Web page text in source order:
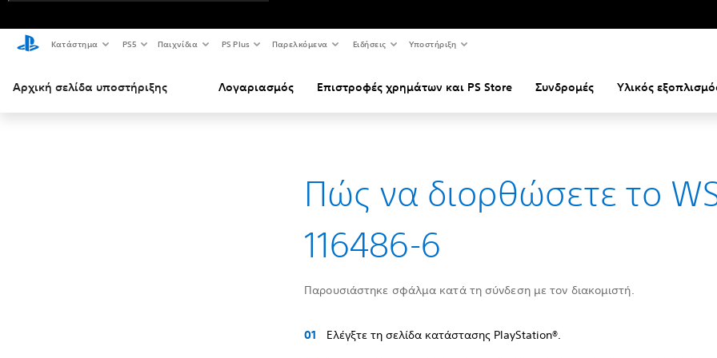
Κατάστημα PS5 Παιχνίδια PS Plus Παρελκόμενα Ειδήσεις Υποστήριξη
Αρχική σελίδα υποστήριξης Λογαριασμός Επιστροφές χρημάτων και PS Store Συνδρομές Υλικός
Πώς να διορθώσετε το
116486-6
Παρουσιάστηκε σφάλμα κατά τη σύνδεση με τον διακομιστή.
Ελέγξτε τη σελίδα κατάστασης PlayStation®.